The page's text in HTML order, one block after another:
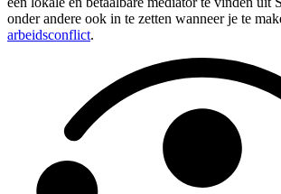
onder andere ook in te zetten wanneer je te
arbeidsconflict.